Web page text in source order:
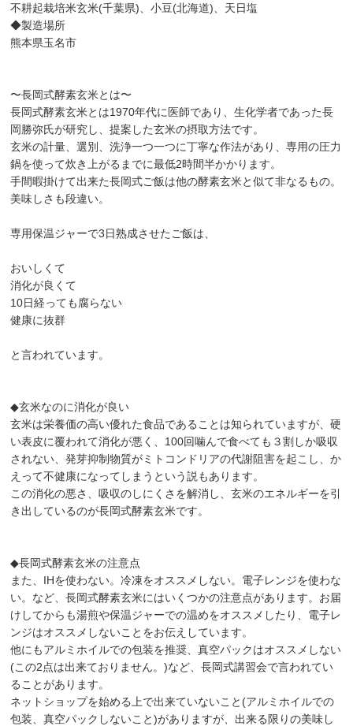
不耕起栽培米玄米(千葉県)、小豆(北海道)、天日塩
◆製造場所
熊本県玉名市
〜長岡式酵素玄米とは〜
長岡式酵素玄米とは1970年代に医師であり、生化学者であった長
岡勝弥氏が研究し、提案した玄米の摂取方法です。
玄米の計量、選別、洗浄一つ一つに丁寧な作法があり、専用の圧力
鍋を使って炊き上がるまでに最低2時間半かかります。
手間暇掛けて出来た長岡式ご飯は他の酵素玄米と似て非なるもの。
美味しさも段違い。
専用保温ジャーで3日熟成させたご飯は、
おいしくて
消化が良くて
10日経っても腐らない
健康に抜群
と言われています。
◆玄米なのに消化が良い
玄米は栄養価の高い優れた食品であることは知られていますが、硬
い表皮に覆われて消化が悪く、100回噛んで食べても３割しか吸収
されない、発芽抑制物質がミトコンドリアの代謝阻害を起こし、か
えって不健康になってしまうという説もあります。
この消化の悪さ、吸収のしにくさを解消し、玄米のエネルギーを引
き出しているのが長岡式酵素玄米です。
◆長岡式酵素玄米の注意点
また、IHを使わない。冷凍をオススメしない。電子レンジを使わな
い。など、長岡式酵素玄米にはいくつかの注意点があります。お届
けしてからも湯煎や保温ジャーでの温めをオススメしたり、電子レ
ンジはオススメしないことをお伝えしています。
他にもアルミホイルでの包装を推奨、真空パックはオススメしない
(この2点は出来ておりません。)など、長岡式講習会で言われてい
ることがあります。
ネットショップを始める上で出来ていないこと(アルミホイルでの
包装、真空パックしないこと)がありますが、出来る限りの美味し